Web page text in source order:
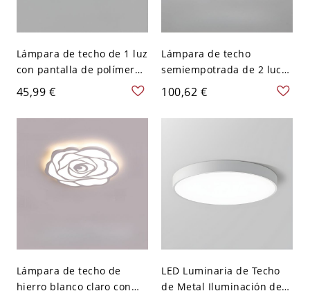
Lámpara de techo de 1 luz
con pantalla de polímero
tiza, cableada - 110 A 120
V 15,24 cm
45,99 €
Lámpara de techo
semiempotrada de 2 luces
con flores, estilo moderno
- 110 A 120 V 52,07 cm
Blanco
100,62 €
Lámpara de techo de
hierro blanco claro con
LED Luminaria de Techo
de Metal Iluminación de